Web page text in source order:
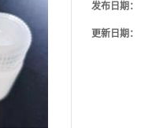
发布日期：
更新日期：